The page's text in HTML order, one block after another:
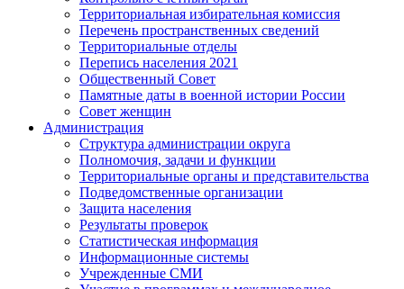
Территориальная избирательная комиссия
Перечень пространственных сведений
Территориальные отделы
Перепись населения 2021
Общественный Совет
Памятные даты в военной истории России
Совет женщин
Администрация
Структура администрации округа
Полномочия, задачи и функции
Территориальные органы и представительства
Подведомственные организации
Защита населения
Результаты проверок
Статистическая информация
Информационные системы
Учрежденные СМИ